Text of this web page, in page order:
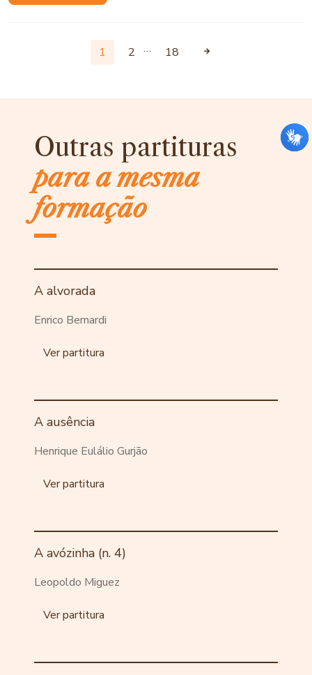
1 2 … 18
Outras partituras
para a mesma
formação
A alvorada
Enrico Bernardi
Ver partitura
A ausência
Henrique Eulálio Gurjão
Ver partitura
A avózinha (n. 4)
Leopoldo Miguez
Ver partitura